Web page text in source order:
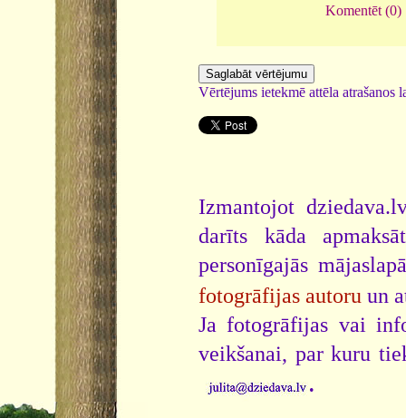
Komentēt (0)
Vērtējums ietekmē attēla atrašanos
Izmantojot
darīts kāda
personīgajās
fotogrāfijas autoru un
Ja fotogrāfijas vai
veikšanai, par kuru
.